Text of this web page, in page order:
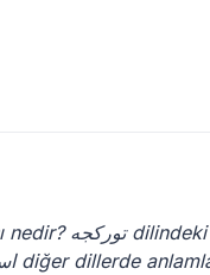
kelimesinin توركجه manası nedir? توركجه dilindeki